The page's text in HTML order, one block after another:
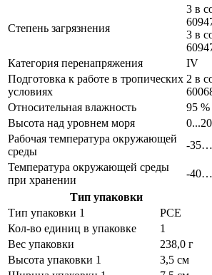
Степень загрязнения
3 в
3 в
Категория перенапряжения
IV
Подготовка к работе в тропических
условиях
2 в
Относительная влажность
95 %
Высота над уровнем моря
Рабочая температура окружающей
среды
-
Температура окружающей среды
при хранении
-
Тип упаковки
Тип упаковки 1
PCE
Кол-во единиц в упаковке
1
Вес упаковки
238,0 г
Высота упаковки 1
3,5 см